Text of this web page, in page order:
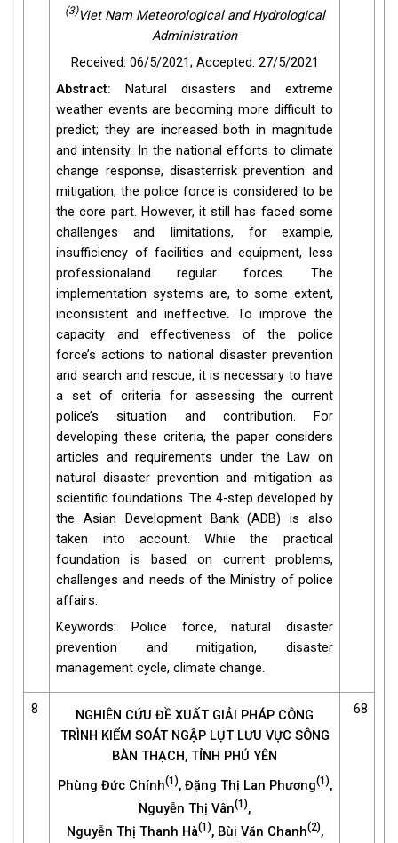
(3)Viet Nam Meteorological and Hydrological
Administration
Received: 06/5/2021; Accepted: 27/5/2021
Abstract: Natural disasters and extreme
weather events are becoming more difficult to
predict; they are increased both in magnitude
and intensity. In the national efforts to climate
change response, disasterrisk prevention and
mitigation, the police force is considered to be
the core part. However, it still has faced some
challenges and limitations, for example,
insufficiency of facilities and equipment, less
professionaland regular forces. The
implementation systems are, to some extent,
inconsistent and ineffective. To improve the
capacity and effectiveness of the police
force’s actions to national disaster prevention
and search and rescue, it is necessary to have
a set of criteria for assessing the current
police’s situation and contribution. For
developing these criteria, the paper considers
articles and requirements under the Law on
natural disaster prevention and mitigation as
scientific foundations. The 4-step developed by
the Asian Development Bank (ADB) is also
taken into account. While the practical
foundation is based on current problems,
challenges and needs of the Ministry of police
affairs.
Keywords: Police force, natural disaster
prevention and mitigation, disaster
management cycle, climate change.
8
NGHIÊN CỨU ĐỀ XUẤT GIẢI PHÁP CÔNG
TRÌNH KIỂM SOÁT NGẬP LỤT LƯU VỰC SÔNG
BÀN THẠCH, TỈNH PHÚ YÊN
Phùng Đức Chính(1), Đặng Thị Lan Phương(1),
Nguyễn Thị Vân(1),
Nguyễn Thị Thanh Hà(1), Bùi Văn Chanh(2),
68